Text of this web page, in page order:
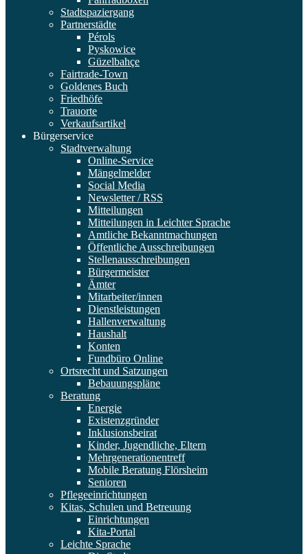
Stadtspaziergang
Partnerstädte
Pérols
Pyskowice
Güzelbahçe
Fairtrade-Town
Goldenes Buch
Friedhöfe
Trauorte
Verkaufsartikel
Bürgerservice
Stadtverwaltung
Online-Service
Mängelmelder
Social Media
Newsletter / RSS
Mitteilungen
Mitteilungen in Leichter Sprache
Amtliche Bekanntmachungen
Öffentliche Ausschreibungen
Stellenausschreibungen
Bürgermeister
Ämter
Mitarbeiter/innen
Dienstleistungen
Hallenverwaltung
Haushalt
Konten
Fundbüro Online
Ortsrecht und Satzungen
Bebauungspläne
Beratung
Energie
Existenzgründer
Inklusionsbeirat
Kinder, Jugendliche, Eltern
Mehrgenerationentreff
Mobile Beratung Flörsheim
Senioren
Pflegeeinrichtungen
Kitas, Schulen und Betreuung
Einrichtungen
Kita-Portal
Leichte Sprache